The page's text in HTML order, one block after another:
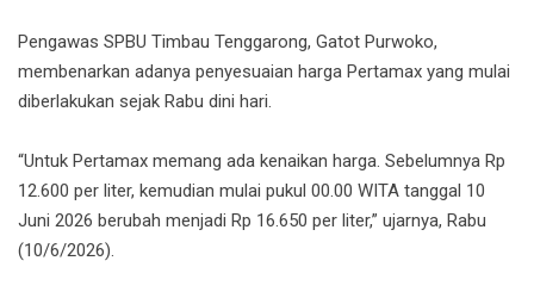
Pengawas SPBU Timbau Tenggarong, Gatot Purwoko,
membenarkan adanya penyesuaian harga Pertamax yang mulai
diberlakukan sejak Rabu dini hari.
“Untuk Pertamax memang ada kenaikan harga. Sebelumnya Rp
12.600 per liter, kemudian mulai pukul 00.00 WITA tanggal 10
Juni 2026 berubah menjadi Rp 16.650 per liter,” ujarnya, Rabu
(10/6/2026).